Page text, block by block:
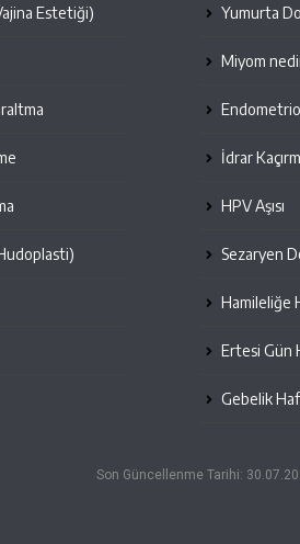
Estetiği) Yumurta
Miyom
İdrar
HPV Aşısı
Sezaryen
Hamileliğe
Ertesi Gün
Gebelik
Son Güncellenme Tarihi: